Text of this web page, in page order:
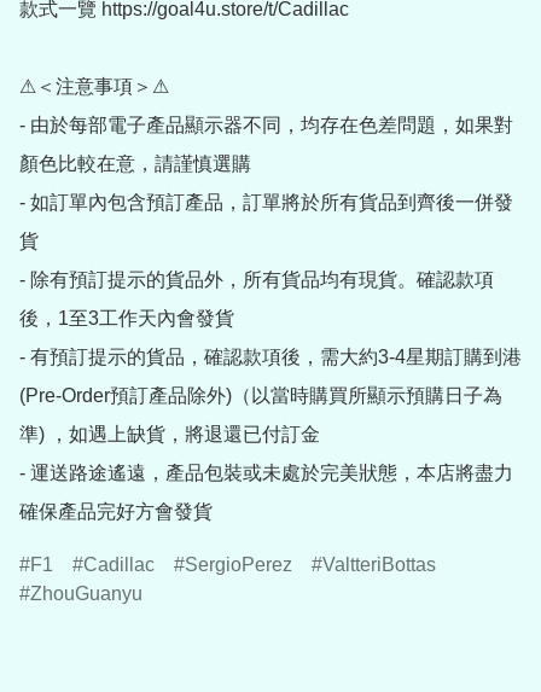
款式一覽 https://goal4u.store/t/Cadillac
⚠＜注意事項＞⚠
- 由於每部電子產品顯示器不同，均存在色差問題，如果對
顏色比較在意，請謹慎選購
- 如訂單內包含預訂產品，訂單將於所有貨品到齊後一併發
貨
- 除有預訂提示的貨品外，所有貨品均有現貨。確認款項
後，1至3工作天內會發貨
- 有預訂提示的貨品，確認款項後，需大約3-4星期訂購到港
(Pre-Order預訂產品除外)（以當時購買所顯示預購日子為
準) ，如遇上缺貨，將退還已付訂金
- 運送路途遙遠，產品包裝或未處於完美狀態，本店將盡力
確保產品完好方會發貨
F1 Cadillac SergioPerez
ValtteriBottas
ZhouGuanyu